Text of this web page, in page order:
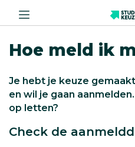
Hoe meld ik
Je hebt je keuze
en wil je gaan
op letten?
Check de